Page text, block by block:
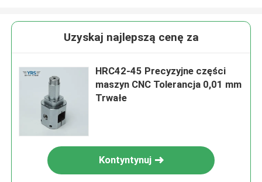
Uzyskaj najlepszą cenę za
HRC42-45 Precyzyjne części
maszyn CNC Tolerancja 0,01 mm
Trwałe
Kontyntynuj